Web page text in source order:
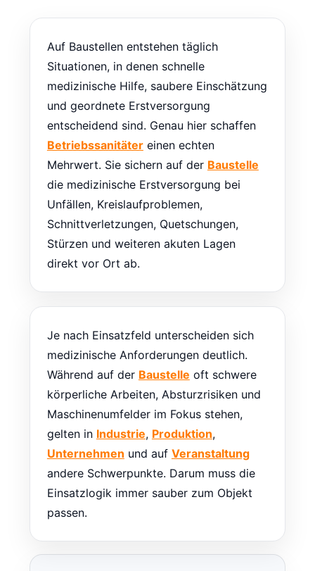
Auf Baustellen entstehen täglich
Situationen, in denen schnelle
medizinische Hilfe, saubere Einschätzung
und geordnete Erstversorgung
entscheidend sind. Genau hier schaffen
Betriebssanitätereinen echten
Mehrwert. Sie sichern auf der Baustelle
die medizinische Erstversorgung bei
Unfällen, Kreislaufproblemen,
Schnittverletzungen, Quetschungen,
Stürzen und weiteren akuten Lagen
direkt vor Ort ab.
Je nach Einsatzfeld unterscheiden sich
medizinische Anforderungen deutlich.
Während auf der Baustelle oft schwere
körperliche Arbeiten, Absturzrisiken und
Maschinenumfelder im Fokus stehen,
gelten in Industrie, Produktion,
Unternehmen und auf Veranstaltung
andere Schwerpunkte. Darum muss die
Einsatzlogik immer sauber zum Objekt
passen.